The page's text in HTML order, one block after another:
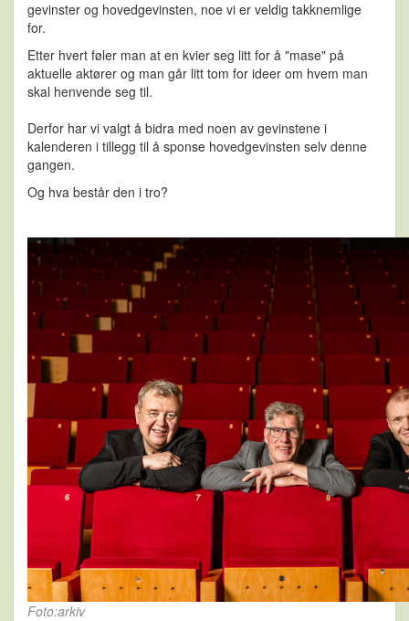
gevinster og hovedgevinsten, noe vi er veldig takknemlige
for.
Etter hvert føler man at en kvier seg litt for å "mase" på
aktuelle aktører og man går litt tom for ideer om hvem man
skal henvende seg til.
Derfor har vi valgt å bidra med noen av gevinstene i
kalenderen i tillegg til å sponse hovedgevinsten selv denne
gangen.
Og hva består den i tro?
Foto:arkiv